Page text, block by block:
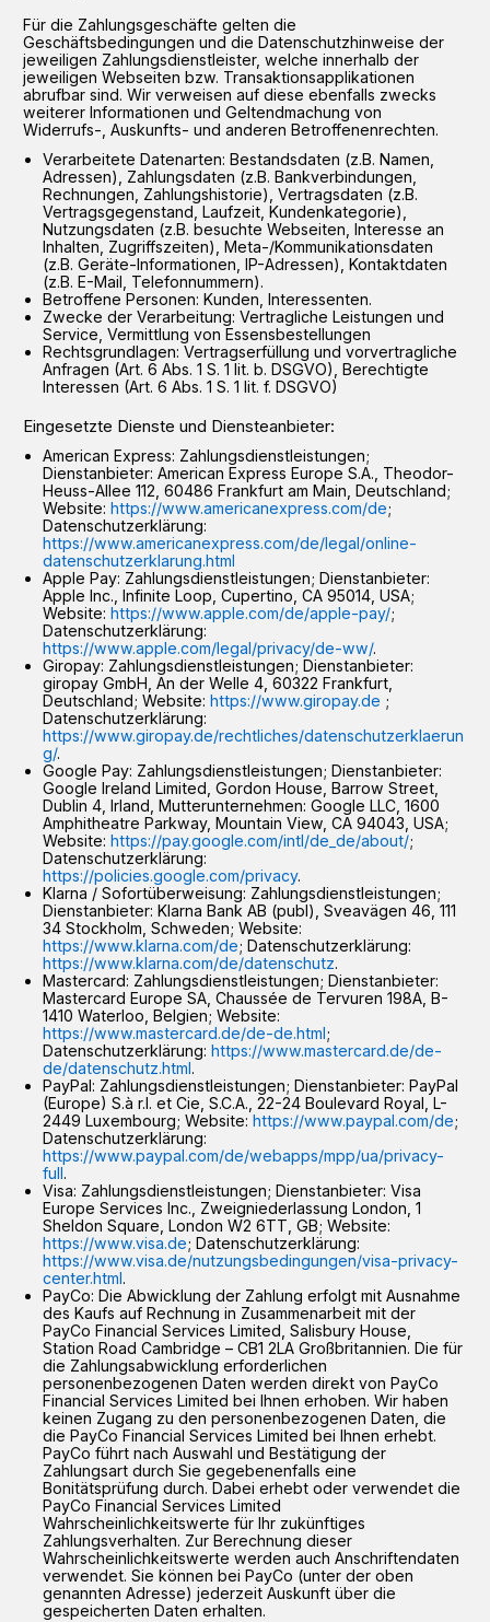
Für die Zahlungsgeschäfte gelten die
Geschäftsbedingungen und die Datenschutzhinweise der
jeweiligen Zahlungsdienstleister, welche innerhalb der
jeweiligen Webseiten bzw. Transaktionsapplikationen
abrufbar sind. Wir verweisen auf diese ebenfalls zwecks
weiterer Informationen und Geltendmachung von
Widerrufs-, Auskunfts- und anderen Betroffenenrechten.
Verarbeitete Datenarten: Bestandsdaten (z.B. Namen,
Adressen), Zahlungsdaten (z.B. Bankverbindungen,
Rechnungen, Zahlungshistorie), Vertragsdaten (z.B.
Vertragsgegenstand, Laufzeit, Kundenkategorie),
Nutzungsdaten (z.B. besuchte Webseiten, Interesse an
Inhalten, Zugriffszeiten), Meta-/Kommunikationsdaten
(z.B. Geräte-Informationen, IP-Adressen), Kontaktdaten
(z.B. E-Mail, Telefonnummern).
Betroffene Personen: Kunden, Interessenten.
Zwecke der Verarbeitung: Vertragliche Leistungen und
Service, Vermittlung von Essensbestellungen
Rechtsgrundlagen: Vertragserfüllung und vorvertragliche
Anfragen (Art. 6 Abs. 1 S. 1 lit. b. DSGVO), Berechtigte
Interessen (Art. 6 Abs. 1 S. 1 lit. f. DSGVO)
Eingesetzte Dienste und Diensteanbieter:
American Express: Zahlungsdienstleistungen;
Dienstanbieter: American Express Europe S.A., Theodor-
Heuss-Allee 112, 60486 Frankfurt am Main, Deutschland;
Website:https://www.americanexpress.com/de;
Datenschutzerklärung:
https://www.americanexpress.com/de/legal/online-
datenschutzerklarung.html
Apple Pay: Zahlungsdienstleistungen; Dienstanbieter:
Apple Inc., Infinite Loop, Cupertino, CA 95014, USA;
Website:https://www.apple.com/de/apple-pay/;
Datenschutzerklärung:
https://www.apple.com/legal/privacy/de-ww/.
Giropay: Zahlungsdienstleistungen; Dienstanbieter:
giropay GmbH, An der Welle 4, 60322 Frankfurt,
Deutschland; Website:https://www.giropay.de ;
Datenschutzerklärung:
https://www.giropay.de/rechtliches/datenschutzerklaerun
g/.
Google Pay: Zahlungsdienstleistungen; Dienstanbieter:
Google Ireland Limited, Gordon House, Barrow Street,
Dublin 4, Irland, Mutterunternehmen: Google LLC, 1600
Amphitheatre Parkway, Mountain View, CA 94043, USA;
Website:https://pay.google.com/intl/de_de/about/;
Datenschutzerklärung:
https://policies.google.com/privacy.
Klarna / Sofortüberweisung: Zahlungsdienstleistungen;
Dienstanbieter: Klarna Bank AB (publ), Sveavägen 46, 111
34 Stockholm, Schweden; Website:
https://www.klarna.com/de; Datenschutzerklärung:
https://www.klarna.com/de/datenschutz.
Mastercard: Zahlungsdienstleistungen; Dienstanbieter:
Mastercard Europe SA, Chaussée de Tervuren 198A, B-
1410 Waterloo, Belgien; Website:
https://www.mastercard.de/de-de.html;
Datenschutzerklärung:https://www.mastercard.de/de-
de/datenschutz.html.
PayPal: Zahlungsdienstleistungen; Dienstanbieter: PayPal
(Europe) S.à r.l. et Cie, S.C.A., 22-24 Boulevard Royal, L-
2449 Luxembourg; Website:https://www.paypal.com/de;
Datenschutzerklärung:
https://www.paypal.com/de/webapps/mpp/ua/privacy-
full.
Visa: Zahlungsdienstleistungen; Dienstanbieter: Visa
Europe Services Inc., Zweigniederlassung London, 1
Sheldon Square, London W2 6TT, GB; Website:
https://www.visa.de; Datenschutzerklärung:
https://www.visa.de/nutzungsbedingungen/visa-privacy-
center.html.
PayCo: Die Abwicklung der Zahlung erfolgt mit Ausnahme
des Kaufs auf Rechnung in Zusammenarbeit mit der
PayCo Financial Services Limited, Salisbury House,
Station Road Cambridge – CB1 2LA Großbritannien. Die für
die Zahlungsabwicklung erforderlichen
personenbezogenen Daten werden direkt von PayCo
Financial Services Limited bei Ihnen erhoben. Wir haben
keinen Zugang zu den personenbezogenen Daten, die
die PayCo Financial Services Limited bei Ihnen erhebt.
PayCo führt nach Auswahl und Bestätigung der
Zahlungsart durch Sie gegebenenfalls eine
Bonitätsprüfung durch. Dabei erhebt oder verwendet die
PayCo Financial Services Limited
Wahrscheinlichkeitswerte für Ihr zukünftiges
Zahlungsverhalten. Zur Berechnung dieser
Wahrscheinlichkeitswerte werden auch Anschriftendaten
verwendet. Sie können bei PayCo (unter der oben
genannten Adresse) jederzeit Auskunft über die
gespeicherten Daten erhalten.